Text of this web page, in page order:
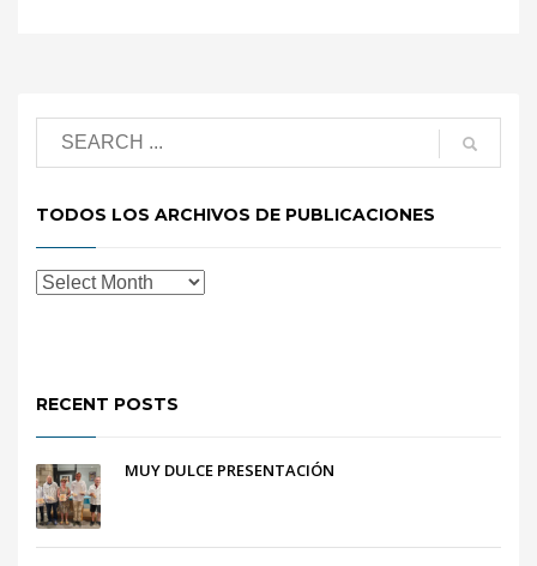
TODOS LOS ARCHIVOS DE PUBLICACIONES
RECENT POSTS
MUY DULCE PRESENTACIÓN